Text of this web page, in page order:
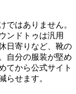
ではありません。
ンドトゥは汎用
日寄りなど、靴の
自分の服装が堅め
てから公式サイト
らせます。